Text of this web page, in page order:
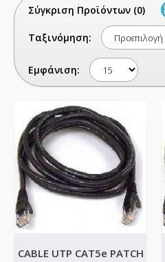
Σύγκριση Προϊόντων (0)
Ταξινόμηση:
Εμφάνιση:
CABLE UTP CAT5e PATCH